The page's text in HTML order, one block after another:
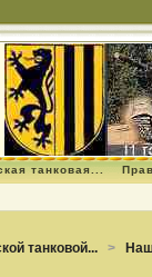
танковая...
танковой... >